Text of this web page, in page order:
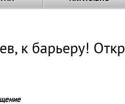
к барьеру!